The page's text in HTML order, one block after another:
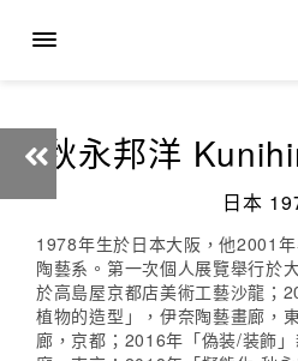
秋永邦洋
日本
1978年生於日本大阪，他2001
陶藝系。第一次個人展覽舉行於
於高島屋京都店美術工藝沙龍；
植物的造型」，伊奈陶藝畫廊，
廊，京都；2016年「偽装/装飾